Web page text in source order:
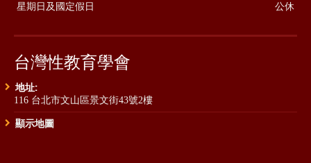
星期日及國定假日 公休
台灣性教育學會
地址:
116 台北市文山區景文街43號2樓
顯示地圖